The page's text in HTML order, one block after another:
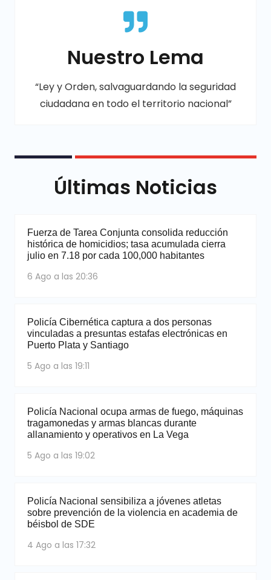
Nuestro Lema
“Ley y Orden, salvaguardando la seguridad
ciudadana en todo el territorio nacional”
Últimas Noticias
Fuerza de Tarea Conjunta consolida reducción
histórica de homicidios; tasa acumulada cierra
julio en 7.18 por cada 100,000 habitantes
6 Ago a las 20:36
Policía Cibernética captura a dos personas
vinculadas a presuntas estafas electrónicas en
Puerto Plata y Santiago
5 Ago a las 19:11
Policía Nacional ocupa armas de fuego, máquinas
tragamonedas y armas blancas durante
allanamiento y operativos en La Vega
5 Ago a las 19:02
Policía Nacional sensibiliza a jóvenes atletas
sobre prevención de la violencia en academia de
béisbol de SDE
4 Ago a las 17:32